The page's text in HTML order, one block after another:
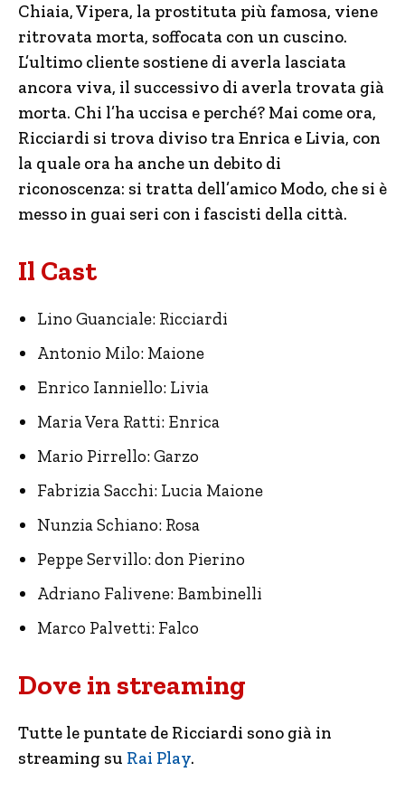
Chiaia, Vipera, la prostituta più famosa, viene
ritrovata morta, soffocata con un cuscino.
L’ultimo cliente sostiene di averla lasciata
ancora viva, il successivo di averla trovata già
morta. Chi l’ha uccisa e perché? Mai come ora,
Ricciardi si trova diviso tra Enrica e Livia, con
la quale ora ha anche un debito di
riconoscenza: si tratta dell’amico Modo, che si è
messo in guai seri con i fascisti della città.
Il Cast
Lino Guanciale: Ricciardi
Antonio Milo: Maione
Enrico Ianniello: Livia
Maria Vera Ratti: Enrica
Mario Pirrello: Garzo
Fabrizia Sacchi: Lucia Maione
Nunzia Schiano: Rosa
Peppe Servillo: don Pierino
Adriano Falivene: Bambinelli
Marco Palvetti: Falco
Dove in streaming
Tutte le puntate de Ricciardi sono già in
streaming su Rai Play.